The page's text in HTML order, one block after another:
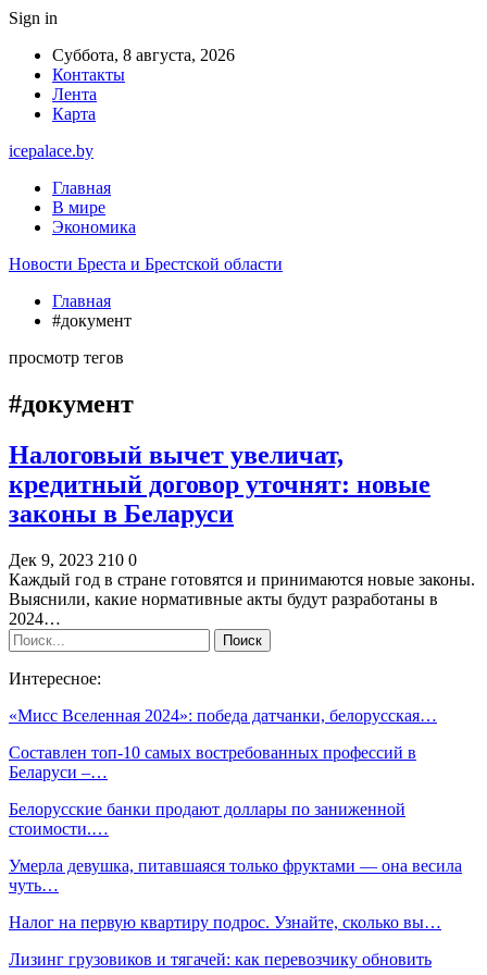
Sign in
Суббота, 8 августа, 2026
Контакты
Лента
Карта
icepalace.by
Главная
В мире
Экономика
Новости Бреста и Брестской области
Главная
#документ
просмотр тегов
#документ
Налоговый вычет увеличат,
кредитный договор уточнят: новые
законы в Беларуси
Дек 9, 2023 210 0
Каждый год в стране готовятся и принимаются новые законы.
Выяснили, какие нормативные акты будут разработаны в
2024…
Интересное:
«Мисс Вселенная 2024»: победа датчанки, белорусская…
Составлен топ-10 самых востребованных профессий в
Беларуси –…
Белорусские банки продают доллары по заниженной
стоимости.…
Умерла девушка, питавшаяся только фруктами — она весила
чуть…
Налог на первую квартиру подрос. Узнайте, сколько вы…
Лизинг грузовиков и тягачей: как перевозчику обновить